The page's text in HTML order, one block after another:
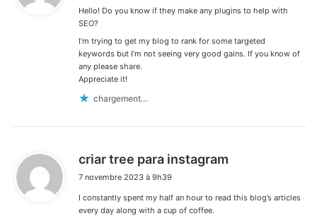
Hello! Do you know if they make any plugins to help with
SEO?
I’m trying to get my blog to rank for some targeted
keywords but I’m not seeing very good gains. If you know of
any please share.
Appreciate it!
chargement…
criar tree para instagram
7 novembre 2023 à 9h39
I constantly spent my half an hour to read this blog’s articles
every day along with a cup of coffee.